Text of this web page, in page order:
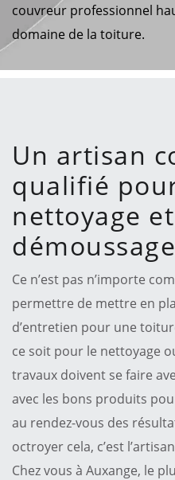
couvreur professionnel
domaine de la toiture.
Un artisan
qualifié
nettoyage et
Ce n’est pas n’importe
permettre de mettre en
d’entretien pour une
ce soit pour le nettoyage
travaux doivent se faire
avec les bons produits
au rendez-vous des
octroyer cela, c’est
Chez vous à Auxange, le